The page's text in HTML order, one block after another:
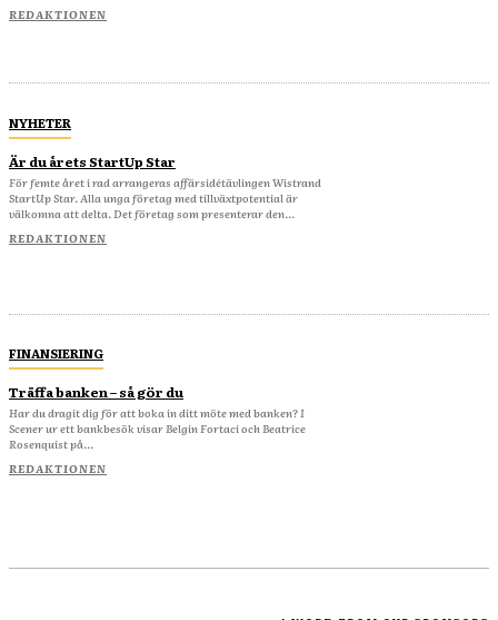
REDAKTIONEN
NYHETER
Är du årets StartUp Star
För femte året i rad arrangeras affärsidétävlingen Wistrand
StartUp Star. Alla unga företag med tillväxtpotential är
välkomna att delta. Det företag som presenterar den...
REDAKTIONEN
FINANSIERING
Träffa banken – så gör du
Har du dragit dig för att boka in ditt möte med banken? I
Scener ur ett bankbesök visar Belgin Fortaci och Beatrice
Rosenquist på...
REDAKTIONEN